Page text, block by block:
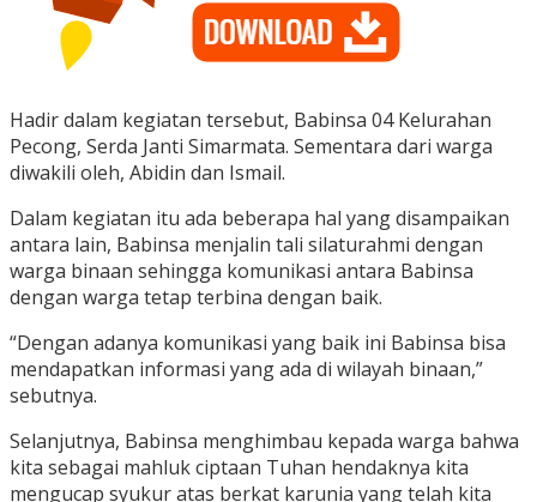
Hadir dalam kegiatan tersebut, Babinsa 04 Kelurahan
Pecong, Serda Janti Simarmata. Sementara dari warga
diwakili oleh, Abidin dan Ismail.
Dalam kegiatan itu ada beberapa hal yang disampaikan
antara lain, Babinsa menjalin tali silaturahmi dengan
warga binaan sehingga komunikasi antara Babinsa
dengan warga tetap terbina dengan baik.
“Dengan adanya komunikasi yang baik ini Babinsa bisa
mendapatkan informasi yang ada di wilayah binaan,”
sebutnya.
Selanjutnya, Babinsa menghimbau kepada warga bahwa
kita sebagai mahluk ciptaan Tuhan hendaknya kita
mengucap syukur atas berkat karunia yang telah kita